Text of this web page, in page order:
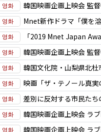
韓国映画企画上映会 監
Mnet新作ドラマ「僕を
「2019 Mnet Japan
韓国映画企画上映会 監
韓国文化院・山梨県北
映画「ザ・テノール真
差別に反対する市民た
韓国映画企画上映会 ラ
韓国映画企画上映会 ラ